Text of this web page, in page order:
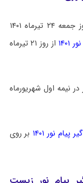
روز جمعه ۲۴ تیرماه ۱۴۰۱
از روز ۲۱ تیرماه
در نیمه اول شهریورماه
نور ۱۴۰۱
بر روی